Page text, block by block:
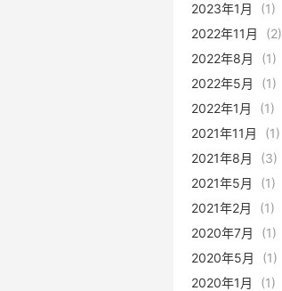
2023年1月
(1)
2022年11月
(2)
2022年8月
(1)
2022年5月
(1)
2022年1月
(1)
2021年11月
(1)
2021年8月
(3)
2021年5月
(1)
2021年2月
(1)
2020年7月
(1)
2020年5月
(1)
2020年1月
(1)